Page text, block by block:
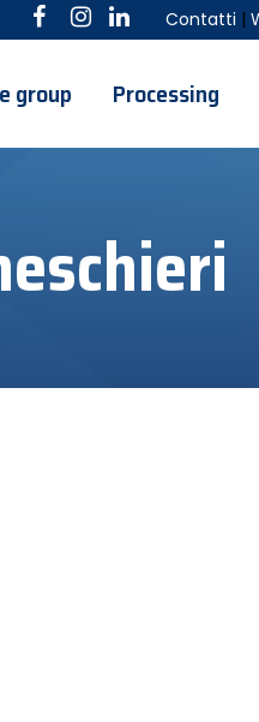
Contatti |
group Processing